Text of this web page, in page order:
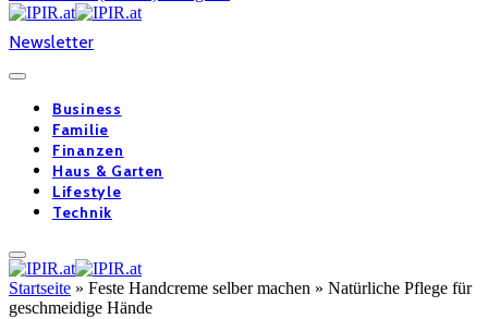
Newsletter
Business
Familie
Finanzen
Haus & Garten
Lifestyle
Technik
Startseite » Feste Handcreme selber machen » Natürliche Pflege für
geschmeidige Hände